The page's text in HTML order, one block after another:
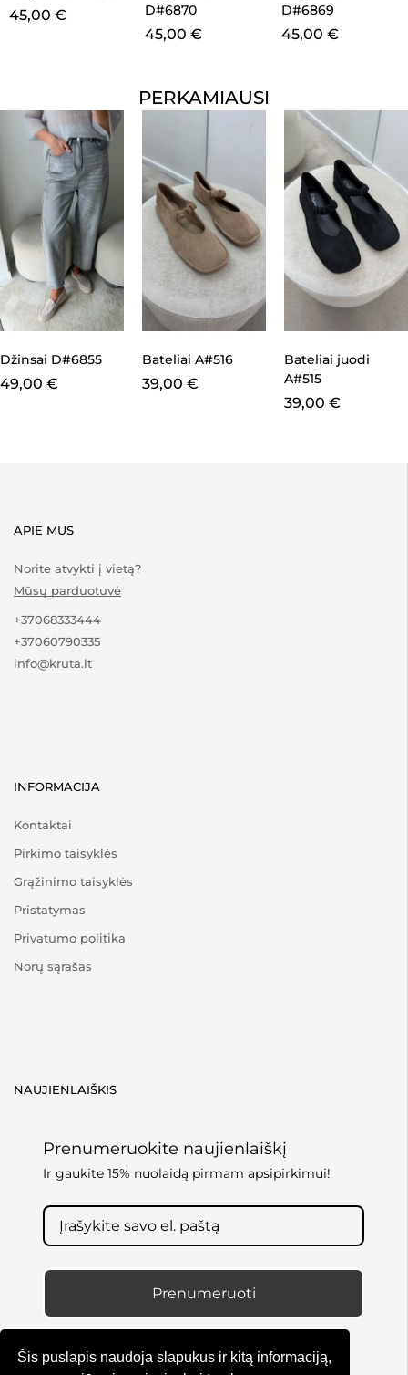
Šis puslapis naudoja slapukus ir kitą informaciją,
45,00 €
D#6870
45,00€
D#6869
45,00 €
PERKAMIAUSI
Džinsai D#6855
49,00 €
Bateliai A#516
39,00 €
Bateliai juodi
A#515
39,00 €
APIE MUS
Norite atvykti į vietą?
Mūsų parduotuvė
+37068333444
+37060790335
info@kruta.lt
INFORMACIJA
Kontaktai
Pirkimo taisyklės
Grąžinimo taisyklės
Pristatymas
Privatumo politika
Norų sąrašas
NAUJIENLAIŠKIS
Prenumeruokite naujienlaiškį
Ir gaukite 15% nuolaidą pirmam apsipirkimui!
Prenumeruoti